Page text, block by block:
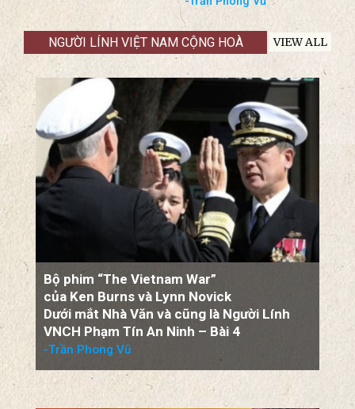
Đệ Nhất Cộng Hòa Việt Nam:
Căn Nguyên Đổ Vỡ
Bài 4: Những nhân vật Mỹ tán
thành
chính sách của TT Diệm
-Trần Phong Vũ
NGƯỜI LÍNH VIỆT NAM CỘNG HOÀ VIEW ALL
của Ken Burns và Lynn Novick